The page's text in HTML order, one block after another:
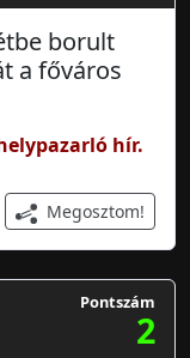
borult
a főváros
hír.
Megosztom!
Pontszám
2